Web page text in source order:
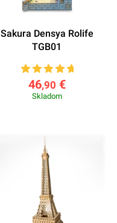
Sakura Densya Rolife
TGB01
46,90 €
Skladom